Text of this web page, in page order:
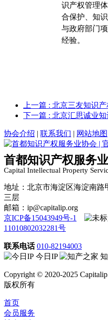
识产权管理
合保护、知
与政府部门
经验。
上一篇 : 北京三友知识
下一篇 : 北京汇思诚业
协会介绍 | 联系我们 | 网站地图
首都知识产权服务
Capital Intellectual Property
地址：北京市海淀区海淀南路
三层
邮箱：ip@capitalip.org
京ICP备15043949号-1
11010802032281号
联系电话 010-82194003
今日IP
Copyright © 2020-2025
版权所有
首页
会员服务